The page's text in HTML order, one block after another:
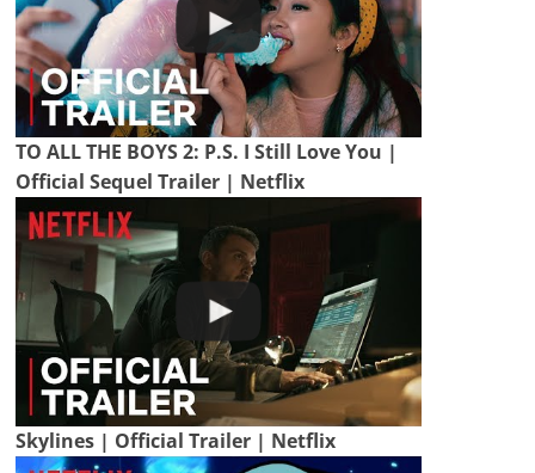
TO ALL THE BOYS 2: P.S. I Still Love You |
Official Sequel Trailer | Netflix
Skylines | Official Trailer | Netflix